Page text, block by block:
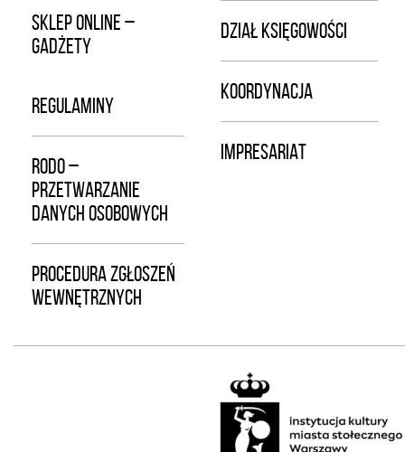
SKLEP ONLINE –
GADŻETY
REGULAMINY
RODO –
PRZETWARZANIE
DANYCH OSOBOWYCH
PROCEDURA ZGŁOSZEŃ
WEWNĘTRZNYCH
DZIAŁ KSIĘGOWOŚCI
KOORDYNACJA
IMPRESARIAT